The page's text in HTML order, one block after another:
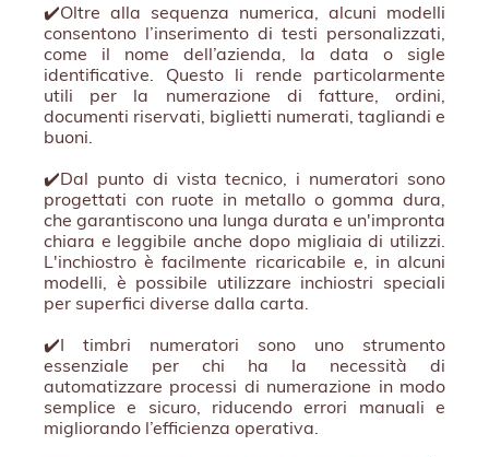
✔️Oltre alla sequenza numerica, alcuni modelli
consentono l’inserimento di testi personalizzati,
come il nome dell’azienda, la data o sigle
identificative. Questo li rende particolarmente
utili per la numerazione di fatture, ordini,
documenti riservati, biglietti numerati, tagliandi e
buoni.
✔️Dal punto di vista tecnico, i numeratori sono
progettati con ruote in metallo o gomma dura,
che garantiscono una lunga durata e un'impronta
chiara e leggibile anche dopo migliaia di utilizzi.
L'inchiostro è facilmente ricaricabile e, in alcuni
modelli, è possibile utilizzare inchiostri speciali
per superfici diverse dalla carta.
✔️I timbri numeratori sono uno strumento
essenziale per chi ha la necessità di
automatizzare processi di numerazione in modo
semplice e sicuro, riducendo errori manuali e
migliorando l’efficienza operativa.